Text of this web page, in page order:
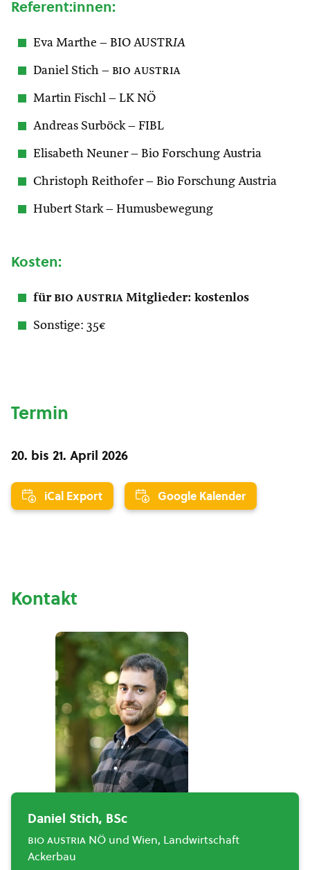
Referent:innen:
Eva Marthe – BIO AUSTRIA
Daniel Stich – bio austria
Martin Fischl – LK NÖ
Andreas Surböck – FIBL
Elisabeth Neuner – Bio Forschung Austria
Christoph Reithofer – Bio Forschung Austria
Hubert Stark – Humusbewegung
Kosten:
für bio austria Mitglieder: kostenlos
Sonstige: 35€
Termin
20. bis 21. April 2026
iCal Export Google Kalender
Kontakt
Daniel Stich, BSc
bio austria NÖ und Wien, Landwirtschaft
Ackerbau